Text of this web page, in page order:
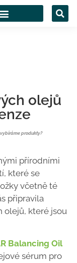
olejů
produkty?
přírodními
které se
včetně té
připravila
olejů, které jsou
Balancing Oil
sérum pro